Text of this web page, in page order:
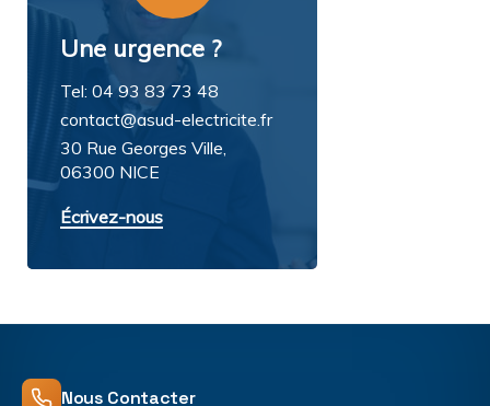
Une urgence ?
Tel: 04 93 83 73 48
contact@asud-electricite.fr
30 Rue Georges Ville,
06300 NICE
Écrivez-nous
Nous Contacter